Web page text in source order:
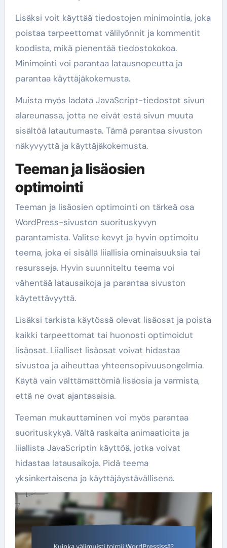
Lisäksi voit käyttää tiedostojen minimointia, joka
poistaa tarpeettomat välilyönnit ja kommentit
koodista, mikä pienentää tiedostokokoa.
Minimointi voi parantaa latausnopeutta ja
parantaa käyttäjäkokemusta.
Muista myös ladata JavaScript-tiedostot sivun
alareunassa, jotta ne eivät estä sivun muuta
sisältöä latautumasta. Tämä parantaa sivuston
näkyvyyttä ja käyttäjäkokemusta.
Teeman ja lisäosien
optimointi
Teeman ja lisäosien optimointi on tärkeä osa
WordPress-sivuston suorituskyvyn
parantamista. Valitse kevyt ja hyvin optimoitu
teema, joka ei sisällä liiallisia ominaisuuksia tai
resursseja. Hyvin suunniteltu teema voi
vähentää latausaikoja ja parantaa sivuston
käytettävyyttä.
Lisäksi tarkista käytössä olevat lisäosat ja poista
kaikki tarpeettomat tai huonosti optimoidut
lisäosat. Liialliset lisäosat voivat hidastaa
sivustoa ja aiheuttaa yhteensopivuusongelmia.
Käytä vain välttämättömiä lisäosia ja varmista,
että ne ovat ajantasaisia.
Teeman mukauttaminen voi myös parantaa
suorituskykyä. Vältä raskaita animaatioita ja
liiallista JavaScriptin käyttöä, jotka voivat
hidastaa latausaikoja. Pidä teema
yksinkertaisena ja käyttäjäystävällisenä.